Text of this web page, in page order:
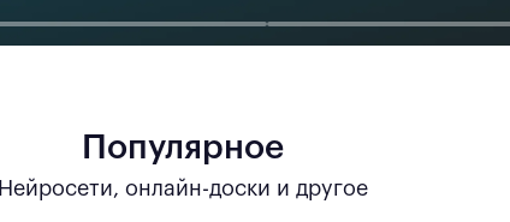
Популярное
Нейросети, онлайн-доски и другое